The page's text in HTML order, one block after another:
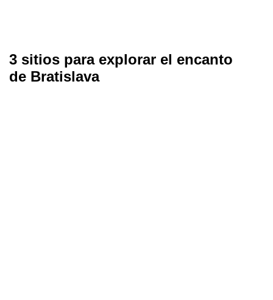
3 sitios para explorar el encanto
de Bratislava